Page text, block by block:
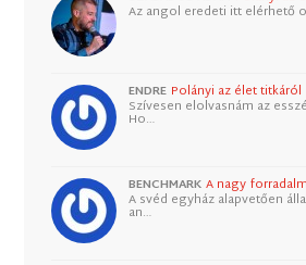
Az angol eredeti itt elérhető
ENDRE Polányi az élet titkáról
Szívesen elolvasnám az
Ho…
BENCHMARK A nagy
A svéd egyház alapvetően
an…